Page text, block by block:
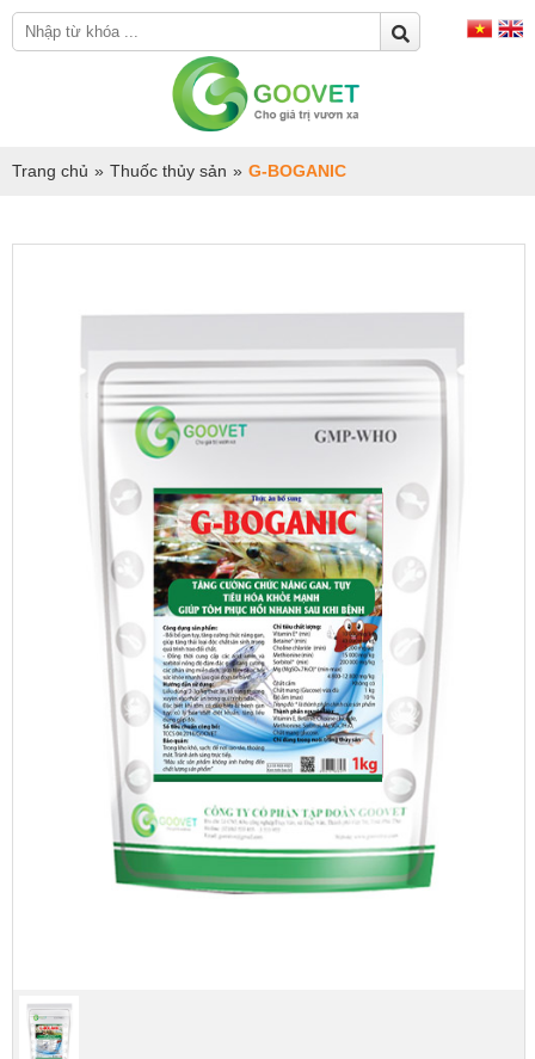
Trang chủ » Thuốc thủy sản » G-BOGANIC